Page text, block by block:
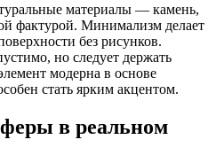
материалы — камень,
фактурой. Минимализм делает
без рисунков.
но следует держать
модерна в основе
стать ярким акцентом.
в реальном